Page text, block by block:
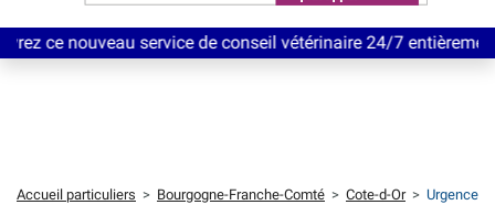
service de conseil vétérinaire 24/7 entièrement Gratuit
Accueil particuliers > Bourgogne-Franche-Comté > Cote-d-Or> Urgence